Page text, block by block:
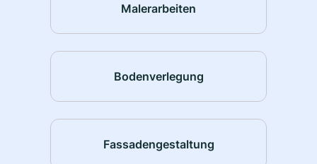
Malerarbeiten
Bodenverlegung
Fassadengestaltung